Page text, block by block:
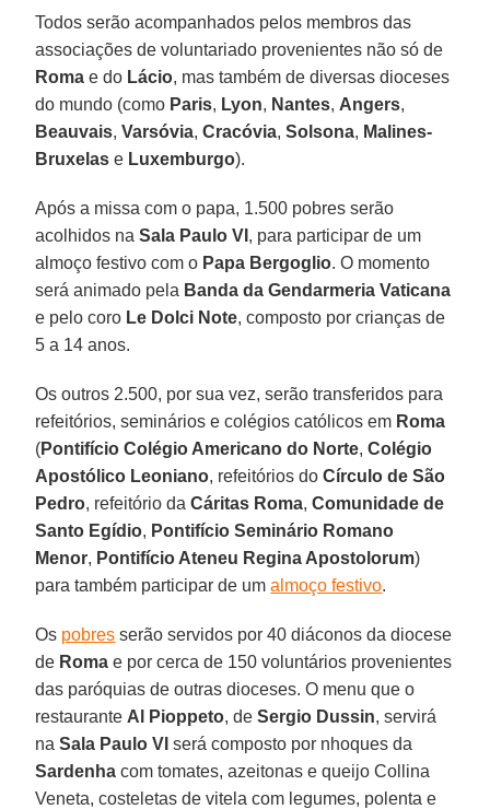
Todos serão acompanhados pelos membros das
associações de voluntariado provenientes não só de
Roma e do Lácio, mas também de diversas dioceses
do mundo (como Paris, Lyon, Nantes, Angers,
Beauvais,Varsóvia,Cracóvia,Solsona, Malines-
Bruxelas e Luxemburgo).
Após a missa com o papa, 1.500 pobres serão
acolhidos naSala Paulo VI , para participar de um
almoço festivo com o Papa Bergoglio. O momento
será animado pela Banda da Gendarmeria Vaticana
e pelo coro Le Dolci Note, composto por crianças de
5 a 14 anos.
Os outros 2.500, por sua vez, serão transferidos para
refeitórios, seminários e colégios católicos em Roma
(Pontifício Colégio Americano do Norte,Colégio
Apostólico Leoniano, refeitórios doCírculo de São
Pedro, refeitório daCáritas Roma,Comunidade de
Santo Egídio, Pontifício Seminário Romano
Menor, Pontifício Ateneu Regina Apostolorum)
para também participar de umalmoço festivo.
Os pobres serão servidos por 40 diáconos da diocese
de Roma e por cerca de 150 voluntários provenientes
das paróquias de outras dioceses. O menu que o
restaurante Al Pioppeto, deSergio Dussin, servirá
naSala Paulo VI será composto por nhoques da
Sardenha com tomates, azeitonas e queijo Collina
Veneta, costeletas de vitela com legumes, polenta e